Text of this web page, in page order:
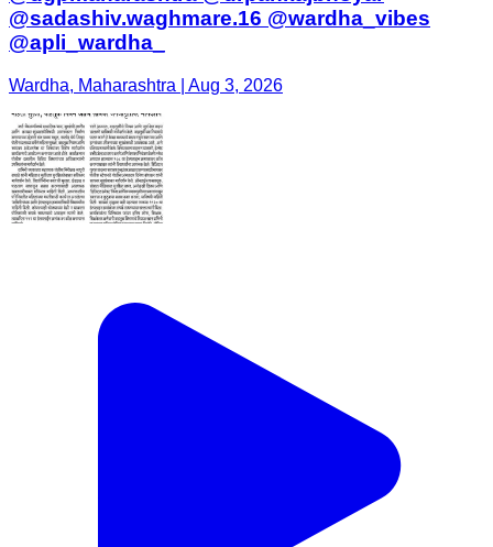
@sadashiv.waghmare.16 @wardha_vibes
@apli_wardha_
Wardha, Maharashtra | Aug 3, 2026